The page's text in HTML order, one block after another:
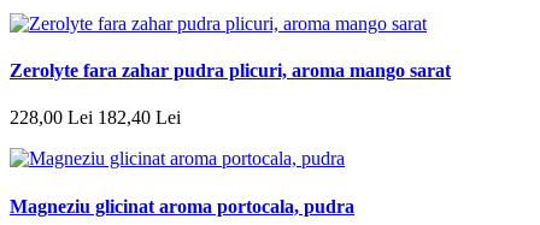
Zerolyte fara zahar pudra plicuri, aroma mango sarat
228,00 Lei 182,40 Lei
Magneziu glicinat aroma portocala, pudra